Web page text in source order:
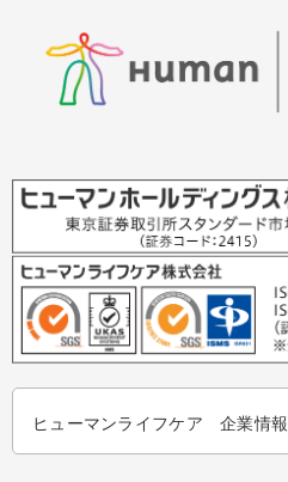
ヒューマンライフケア 企業情報